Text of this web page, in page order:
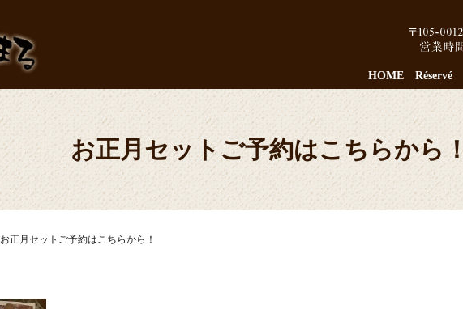
HOME Réservé
お正月セットご予約はこちらから！
お正月セットご予約はこちらから！